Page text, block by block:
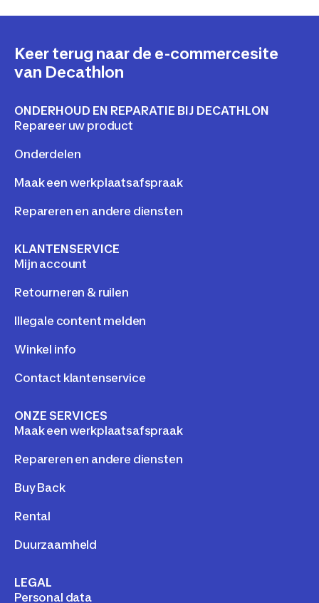
Keer terug naar de e-commercesite
van Decathlon
ONDERHOUD EN REPARATIE BIJ DECATHLON
Repareer uw product
Onderdelen
Maak een werkplaatsafspraak
Repareren en andere diensten
KLANTENSERVICE
Mijn account
Retourneren & ruilen
Illegale content melden
Winkel info
Contact klantenservice
ONZE SERVICES
Maak een werkplaatsafspraak
Repareren en andere diensten
Buy Back
Rental
Duurzaamheld
LEGAL
Personal data